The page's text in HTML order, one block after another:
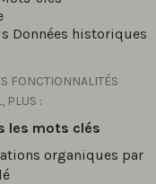
Données historiques
FONCTIONNALITÉS
PLUS :
les mots clés
organiques par